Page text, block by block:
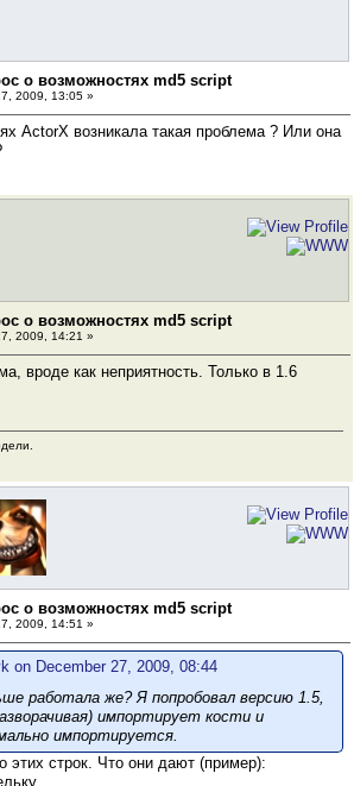
о возможностях md5 script
2009, 13:05 »
ActorX возникала такая проблема ? Или она
о возможностях md5 script
2009, 14:21 »
вроде как неприятность. Только в 1.6
о возможностях md5 script
2009, 14:51 »
on December 27, 2009, 08:44
работала же? Я попробовал версию 1.5,
импортирует кости и
импортируется.
этих строк. Что они дают (пример):